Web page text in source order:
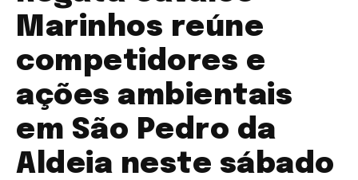
Marinhos reúne
competidores e
ações ambientais
em São Pedro da
Aldeia neste sábado